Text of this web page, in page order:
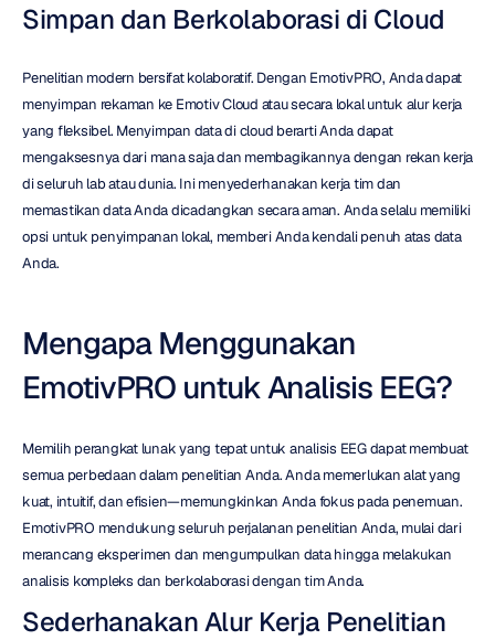
Simpan dan Berkolaborasi di Cloud
Penelitian modern bersifat kolaboratif. Dengan EmotivPRO, Anda dapat
menyimpan rekaman ke Emotiv Cloud atau secara lokal untuk alur kerja
yang fleksibel. Menyimpan data di cloud berarti Anda dapat
mengaksesnya dari mana saja dan membagikannya dengan rekan kerja
di seluruh lab atau dunia. Ini menyederhanakan kerja tim dan
memastikan data Anda dicadangkan secara aman. Anda selalu memiliki
opsi untuk penyimpanan lokal, memberi Anda kendali penuh atas data
Anda.
Mengapa Menggunakan
EmotivPRO untuk Analisis EEG?
Memilih perangkat lunak yang tepat untuk analisis EEG dapat membuat
semua perbedaan dalam penelitian Anda. Anda memerlukan alat yang
kuat, intuitif, dan efisien—memungkinkan Anda fokus pada penemuan.
EmotivPRO mendukung seluruh perjalanan penelitian Anda, mulai dari
merancang eksperimen dan mengumpulkan data hingga melakukan
analisis kompleks dan berkolaborasi dengan tim Anda.
Sederhanakan Alur Kerja Penelitian